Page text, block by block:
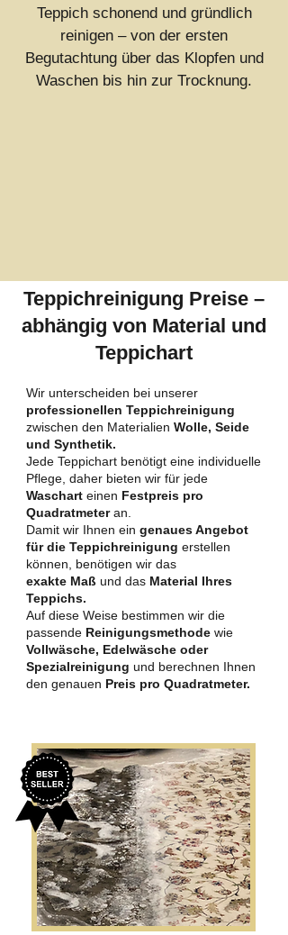
Teppich schonend und gründlich
reinigen – von der ersten
Begutachtung über das Klopfen und
Waschen bis hin zur Trocknung.
Teppichreinigung Preise –
abhängig von Material und
Teppichart
Wir unterscheiden bei unserer
professionellen Teppichreinigung
zwischen den Materialien Wolle, Seide
und Synthetik.
Jede Teppichart benötigt eine individuelle
Pflege, daher bieten wir für jede
Waschart einen Festpreis pro
Quadratmeteran.
Damit wir Ihnen ein genaues Angebot
für die Teppichreinigung erstellen
können, benötigen wir das
exakte Maß und das Material Ihres
Teppichs.
Auf diese Weise bestimmen wir die
passende Reinigungsmethode wie
Vollwäsche, Edelwäsche oder
Spezialreinigung und berechnen Ihnen
den genauen Preis pro Quadratmeter.